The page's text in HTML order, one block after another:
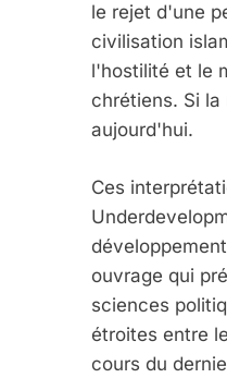
le rejet d'une
civilisation
l'hostilité et le
chrétiens. Si
aujourd'hui.
Ces
ouvrage qui
sciences
étroites entre
cours du